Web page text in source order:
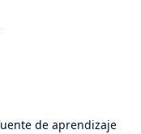
de aprendizaje